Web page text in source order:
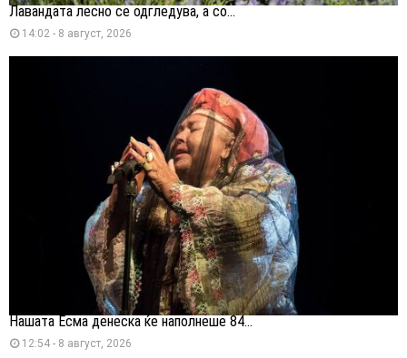
Лавандата лесно се одгледува, а со...
14:02 - 8 август, 2026
Нашата Есма денеска ќе наполнеше 84...
12:54 - 8 август, 2026